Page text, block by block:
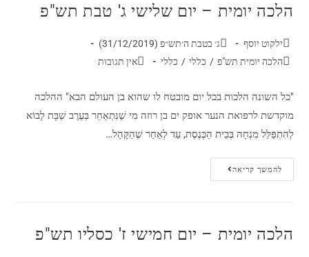
הלכה יומית – יום שלישי ג' טבת תש"פ
ילקוט יוסף
ג׳ בטבת ה׳תש״פ (31/12/2019)
הלכה יומית תש"פ / כללי / כללי אין תגובות
"כל השונה הלכות בכל יום מובטח לו שהוא בן העולם הבא" ההלכה
מוקדשת לרפואת הנער אופק ים בן רוזה מִי שֶׁנִּתְאַחֵר בְּעֶרֶב שַׁבָּת לָבוֹא
לְהִתְפַּלֵּל מִנְחָה בְּבֵית הַכְּנֶסֶת, עַד לְאַחַר שֶׁהַקָּהָל…
להמשך קריאה
הלכה יומית – יום חמישי ז' כסליו תש"פ